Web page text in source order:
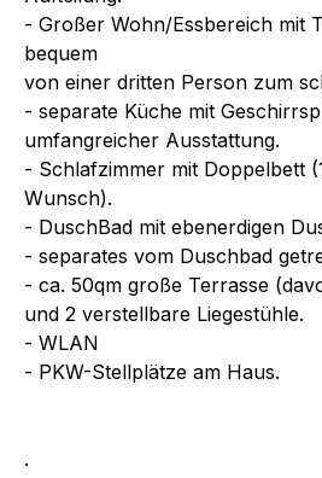
- Großer Wohn/Essbereich mit
bequem
von einer dritten Person zum
- separate Küche mit
umfangreicher Ausstattung.
- Schlafzimmer mit Doppelbett
Wunsch).
- DuschBad mit ebenerdigen
- separates vom Duschbad
- ca. 50qm große Terrasse
und 2 verstellbare Liegestühle.
- WLAN
- PKW-Stellplätze am Haus.
.